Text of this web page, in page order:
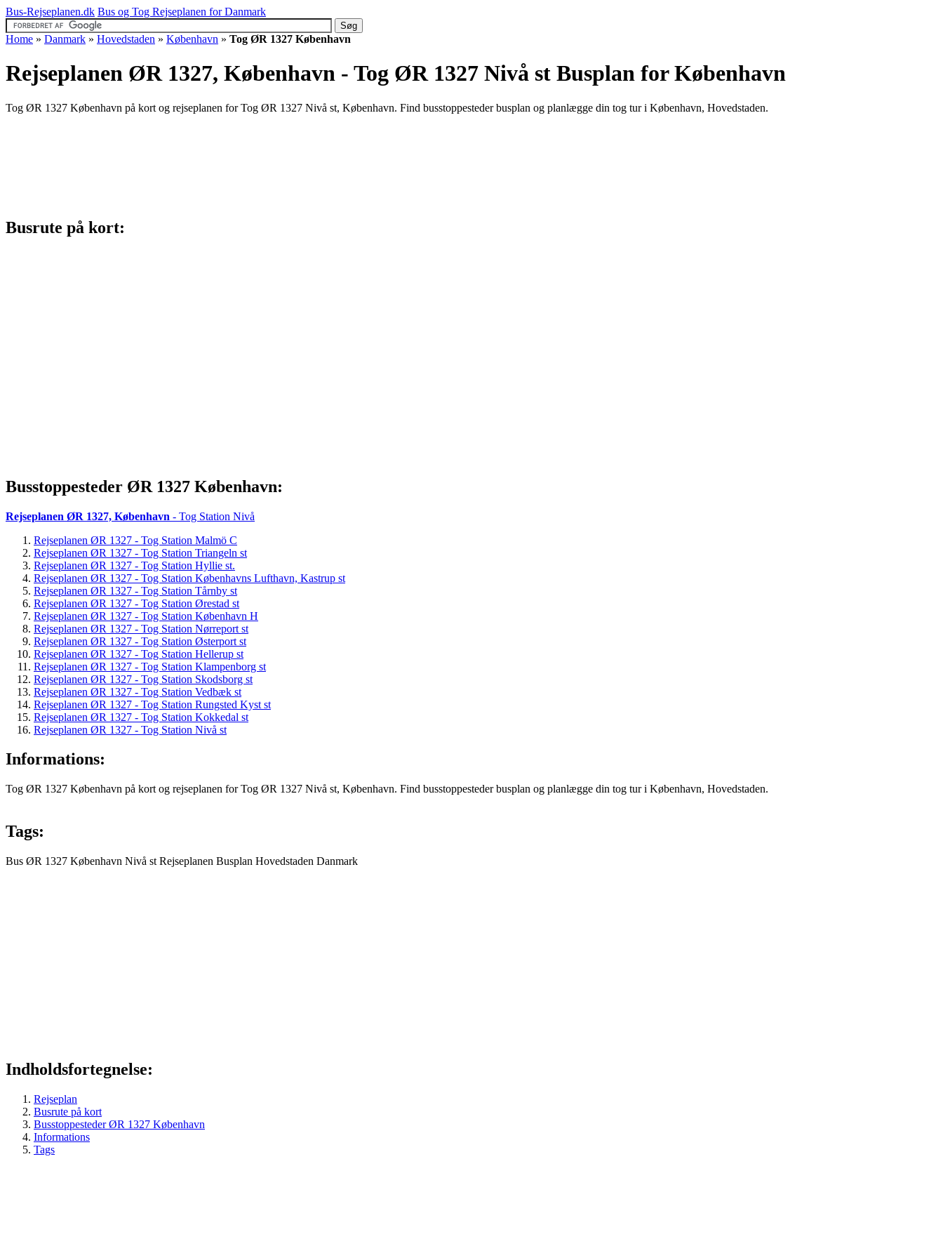
Bus-Rejseplanen.dk Bus og Tog Rejseplanen for Danmark
Home » Danmark » Hovedstaden » København » Tog ØR 1327 København
Rejseplanen ØR 1327, København - Tog ØR 1327 Nivå st Busplan for København
Tog ØR 1327 København på kort og rejseplanen for Tog ØR 1327 Nivå st, København. Find busstoppesteder busplan og planlægge din tog tur i København, Hovedstaden.
Busrute på kort:
Busstoppesteder ØR 1327 København:
Rejseplanen ØR 1327, København - Tog Station Nivå
Rejseplanen ØR 1327 - Tog Station Malmö C
Rejseplanen ØR 1327 - Tog Station Triangeln st
Rejseplanen ØR 1327 - Tog Station Hyllie st.
Rejseplanen ØR 1327 - Tog Station Københavns Lufthavn, Kastrup st
Rejseplanen ØR 1327 - Tog Station Tårnby st
Rejseplanen ØR 1327 - Tog Station Ørestad st
Rejseplanen ØR 1327 - Tog Station København H
Rejseplanen ØR 1327 - Tog Station Nørreport st
Rejseplanen ØR 1327 - Tog Station Østerport st
Rejseplanen ØR 1327 - Tog Station Hellerup st
Rejseplanen ØR 1327 - Tog Station Klampenborg st
Rejseplanen ØR 1327 - Tog Station Skodsborg st
Rejseplanen ØR 1327 - Tog Station Vedbæk st
Rejseplanen ØR 1327 - Tog Station Rungsted Kyst st
Rejseplanen ØR 1327 - Tog Station Kokkedal st
Rejseplanen ØR 1327 - Tog Station Nivå st
Informations:
Tog ØR 1327 København på kort og rejseplanen for Tog ØR 1327 Nivå st, København. Find busstoppesteder busplan og planlægge din tog tur i København, Hovedstaden.
Tags:
Bus ØR 1327 København Nivå st Rejseplanen Busplan Hovedstaden Danmark
Indholdsfortegnelse:
Rejseplan
Busrute på kort
Busstoppesteder ØR 1327 København
Informations
Tags